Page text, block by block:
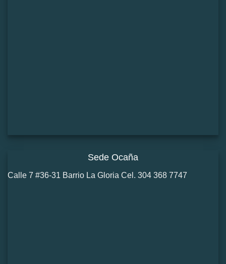
Sede Ocaña
Calle 7 #36-31 Barrio La Gloria Cel. 304 368 7747